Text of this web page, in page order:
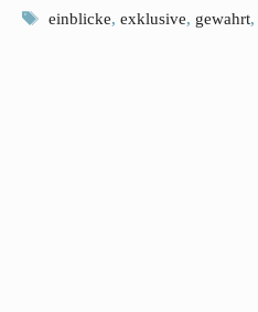
Schlagwörter
einblicke, exklusive, gewahrt,